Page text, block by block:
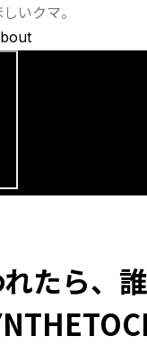
いクマ。
たら、